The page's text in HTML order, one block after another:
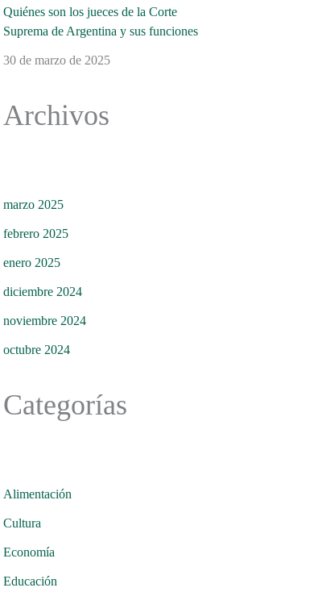
Quiénes son los jueces de la Corte
Suprema de Argentina y sus funciones
30 de marzo de 2025
Archivos
marzo 2025
febrero 2025
enero 2025
diciembre 2024
noviembre 2024
octubre 2024
Categorías
Alimentación
Cultura
Economía
Educación